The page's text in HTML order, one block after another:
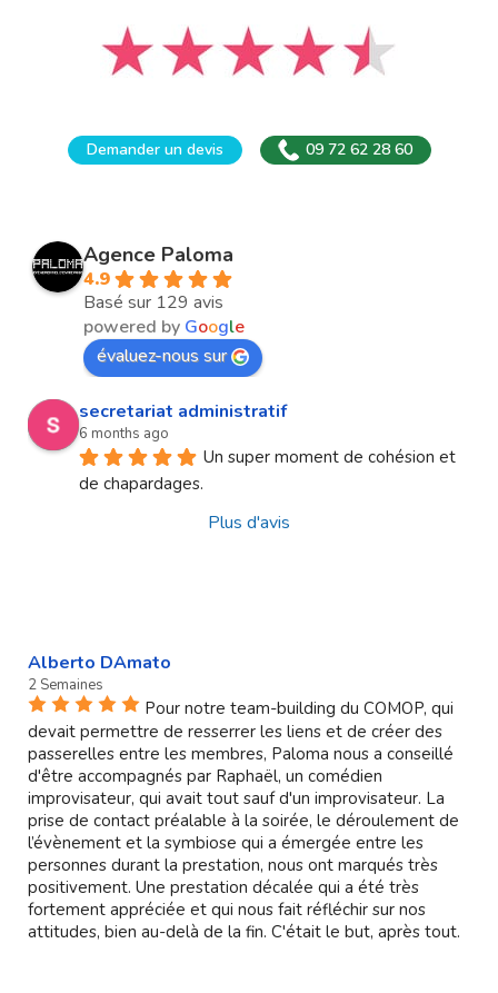
Demander un devis 09 72 62 28 60
Agence Paloma
4.9
Basé sur 129 avis
powered by Google
évaluez-nous sur
secretariat administratif
6 months ago
Un super moment de cohésion et
de chapardages.
Plus d'avis
Alberto DAmato
2 Semaines
Pour notre team-building du COMOP, qui
devait permettre de resserrer les liens et de créer des
passerelles entre les membres, Paloma nous a conseillé
d'être accompagnés par Raphaël, un comédien
improvisateur, qui avait tout sauf d'un improvisateur. La
prise de contact préalable à la soirée, le déroulement de
l’évènement et la symbiose qui a émergée entre les
personnes durant la prestation, nous ont marqués très
positivement. Une prestation décalée qui a été très
fortement appréciée et qui nous fait réfléchir sur nos
attitudes, bien au-delà de la fin. C'était le but, après tout.